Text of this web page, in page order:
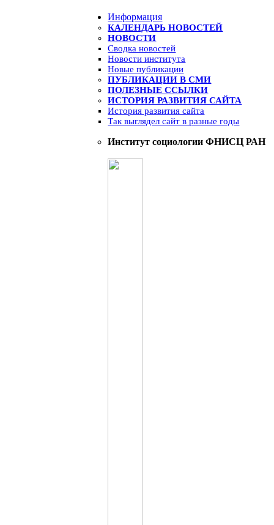
Информация
КАЛЕНДАРЬ НОВОСТЕЙ
НОВОСТИ
Сводка новостей
Новости института
Новые публикации
ПУБЛИКАЦИИ В СМИ
ПОЛЕЗНЫЕ ССЫЛКИ
ИСТОРИЯ РАЗВИТИЯ САЙТА
История развития сайта
Так выглядел сайт в разные годы
Институт социологии ФНИСЦ РАН